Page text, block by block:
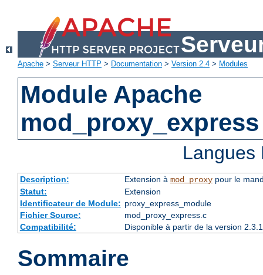
Apache > Serveur HTTP > Documentation > Version 2.4 > Modules
Module Apache
mod_proxy_express
Description: Extension à mod_proxypour le
Statut:
Extension
Identificateur de Module: proxy_express_module
Fichier Source:
mod_proxy_express.c
Compatibilité:
Disponible à partir de la version
Sommaire